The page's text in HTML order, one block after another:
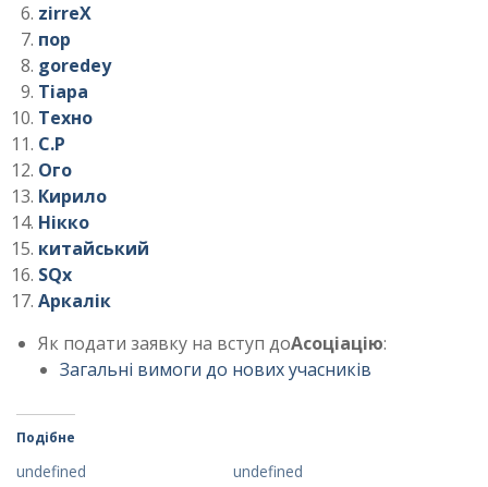
zirreX
пор
goredey
Тіара
Техно
С.Р
Ого
Кирило
Нікко
китайський
SQx
Аркалік
Як подати заявку на вступ доАсоціацію:
Загальні вимоги до нових учасників
Подібне
undefined
undefined